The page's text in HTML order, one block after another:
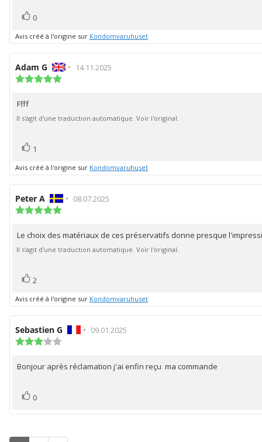
Vote
positif
0
Avis créé à l'origine sur Kondomvaruhuset
Auteur
de
Adam G • Date
14.11.2025
5.0
étoiles
Texte
de
Ffff
Il s'agit d'une traduction automatique. Voir l'original.
Vote
positif
1
Avis créé à l'origine sur Kondomvaruhuset
Auteur
de
Peter A • Date
08.07.2025
:
5.0
étoiles
Texte
de
Le choix des matériaux de ces préservatifs donne presque
Il s'agit d'une traduction automatique. Voir l'original.
Vote
positif
2
Avis créé à l'origine sur Kondomvaruhuset
Auteur
de
Sebastien G • Date
09.01.2025
:
Texte
l'évaluation:
Bonjour après réclamation j'ai enfin reçu ma commande
Vote
positif
0